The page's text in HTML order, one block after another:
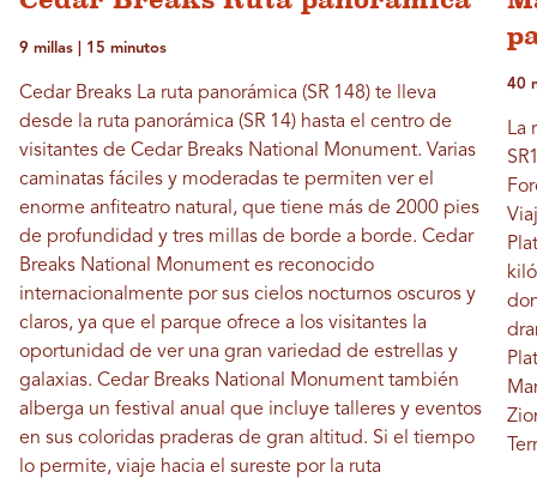
9 millas | 15 minutos
Cedar Breaks La ruta panorámica (SR 148) te lleva
desde la ruta panorámica (SR 14) hasta el centro de
visitantes de Cedar Breaks National Monument. Varias
caminatas fáciles y moderadas te permiten ver el
enorme anfiteatro natural, que tiene más de 2000 pies
de profundidad y tres millas de borde a borde. Cedar
Breaks National Monument es reconocido
internacionalmente por sus cielos nocturnos oscuros y
claros, ya que el parque ofrece a los visitantes la
oportunidad de ver una gran variedad de estrellas y
galaxias. Cedar Breaks National Monument también
alberga un festival anual que incluye talleres y eventos
en sus coloridas praderas de gran altitud. Si el tiempo
lo permite, viaje hacia el sureste por la ruta
40
La